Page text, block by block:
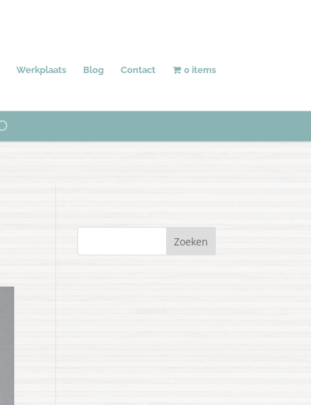
Werkplaats Blog Contact 0 items